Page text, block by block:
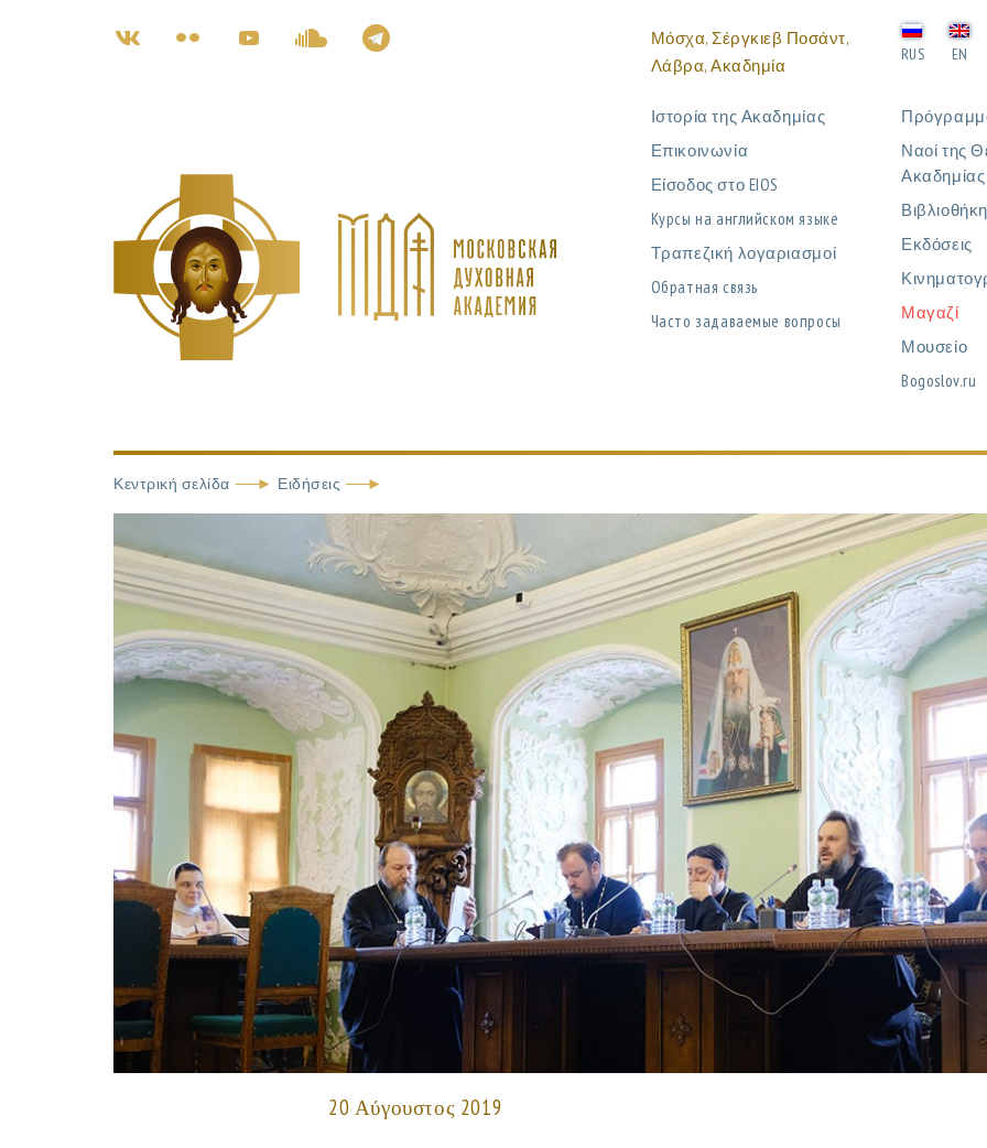
Μόσχα, Σέργκιεβ Ποσάντ,
Λάβρα, Ακαδημία
RUS EN
Ιστορία της Ακαδημίας
Επικοινωνία
Είσοδος στο EIOS
Курсы на английском языке
Τραπεζική λογαριασμοί
Обратная связь
Часто задаваемые вопросы
Ναοί της
Ακαδημίας
Βιβλιοθήκη
Εκδόσεις
Μαγαζί
Μουσείο
Bogoslov.ru
Κεντρική σελίδα Ειδήσεις
20 Αύγουστος 2019